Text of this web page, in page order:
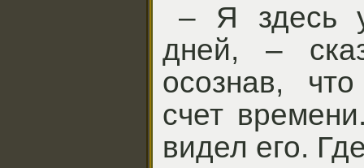
– Я здесь
дней, –
осознав,
счет
видел его.